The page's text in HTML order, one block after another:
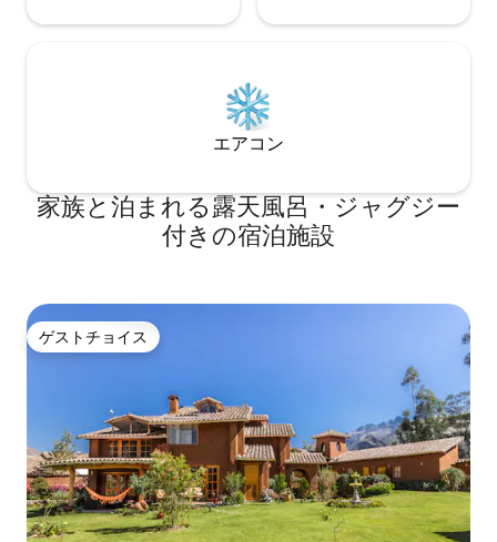
エアコン
家族と泊まれる露天風呂・ジャグジー
付きの宿泊施設
ゲストチョイス
ゲストチョイス